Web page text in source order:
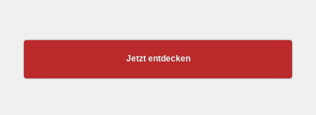
Jetzt entdecken